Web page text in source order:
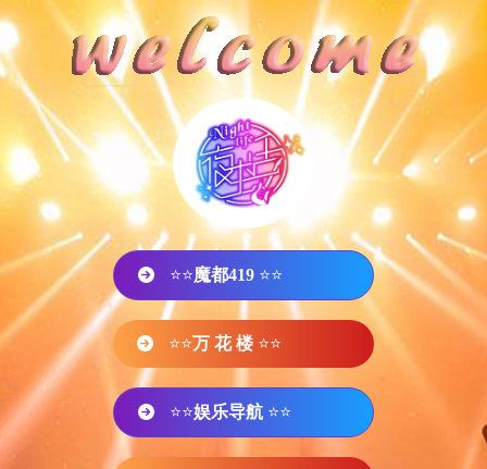
⭐⭐魔都419 ⭐⭐
⭐⭐万 花 楼 ⭐⭐
⭐⭐娱乐导航 ⭐⭐